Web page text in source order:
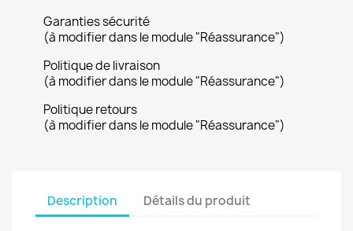
Garanties sécurité
(à modifier dans le module "Réassurance")
Politique de livraison
(à modifier dans le module "Réassurance")
Politique retours
(à modifier dans le module "Réassurance")
Description Détails du produit